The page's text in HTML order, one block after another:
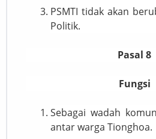
PSMTI tidak akan
Politik.
Pasal 8
Fungsi
Sebagai wadah
antar warga Tionghoa.